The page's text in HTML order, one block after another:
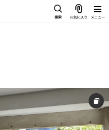
検索 お気に入り メニュー